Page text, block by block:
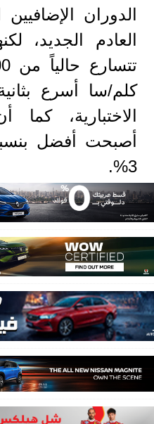
الدوران
العادم الجديد،
كلم/سا أسرع
الاختبارية،
3%.